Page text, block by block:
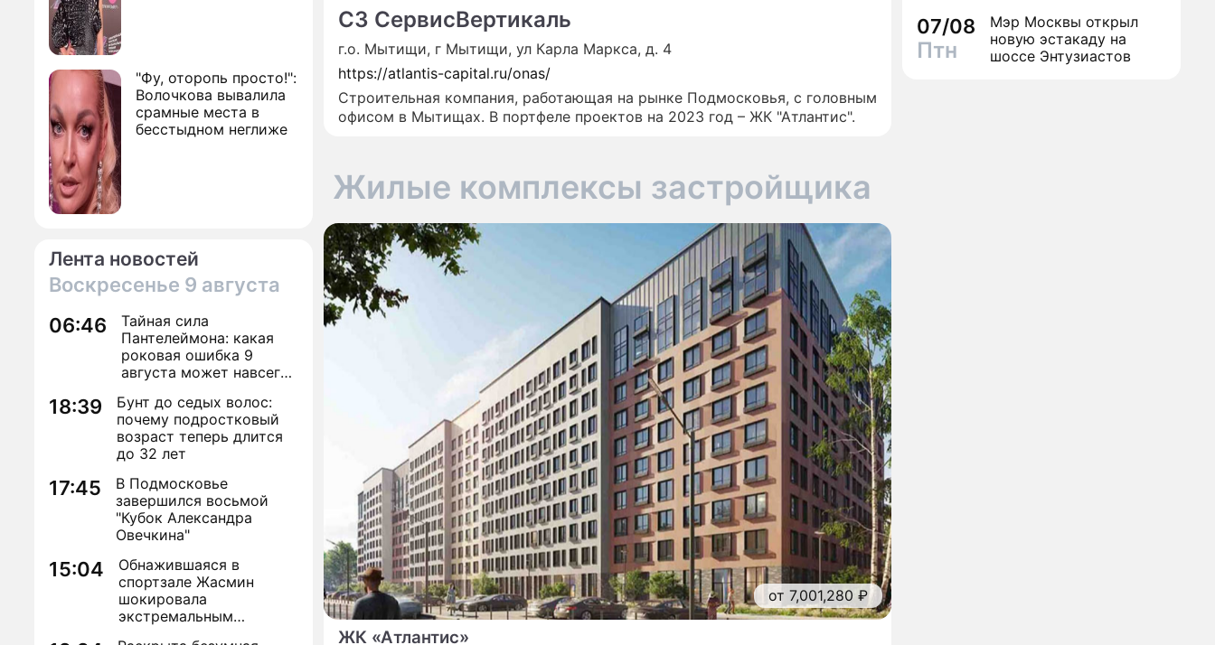
"Фу, оторопь просто!":
Волочкова вывалила
срамные места в
бесстыдном неглиже
Лента новостей
Воскресенье 9 августа
06:46
Тайная сила
Пантелеймона: какая
роковая ошибка 9
августа может навсегда
18:39
Бунт до седых волос:
почему подростковый
возраст теперь длится
до 32 лет
17:45
В Подмосковье
завершился восьмой
"Кубок Александра
Овечкина"
15:04
Обнажившаяся в
спортзале Жасмин
шокировала
экстремальным
СЗ СервисВертикаль
г.о. Мытищи, г Мытищи, ул Карла Маркса, д. 4
https://atlantis-capital.ru/onas/
Строительная компания, работающая на рынке Подмосковья, с головным
офисом в Мытищах. В портфеле проектов на 2023 год – ЖК "Атлантис".
Жилые комплексы застройщика
от 7,001,280 ₽
ЖК «Атлантис»
обрели вторую жизнь
07/08
Птн
Мэр Москвы открыл
новую эстакаду на
шоссе Энтузиастов